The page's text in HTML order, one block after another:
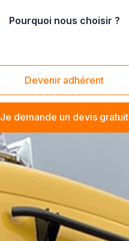
Pourquoi nous choisir ?
Devenir adhérent
Je demande un devis gratuit